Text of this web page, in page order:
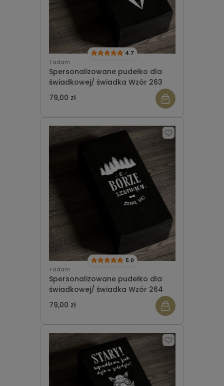
Tadam
Spersonalizowane pudełko dla
świadkowej/ świadka Wzór 263
4.7
79,00 zł
Tadam
Spersonalizowane pudełko dla
świadkowej/ świadka Wzór 264
5.0
79,00 zł